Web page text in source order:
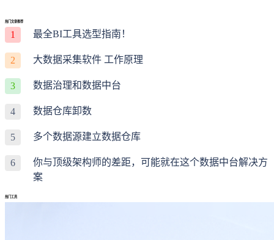
热门文章推荐
1 最全BI工具选型指南！
2 大数据采集软件 工作原理
3 数据治理和数据中台
4 数据仓库卸数
5 多个数据源建立数据仓库
6
你与顶级架构师的差距，可能就在这个数据中台解决方
案
热门工具